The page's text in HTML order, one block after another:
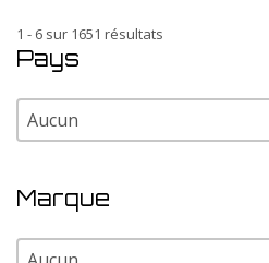
1 - 6 sur 1651 résultats
Pays
Pays
Pays
Marque
Marque
Marque